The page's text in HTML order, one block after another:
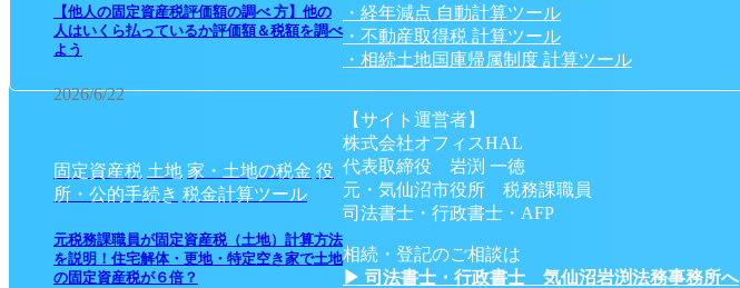
【他人の固定資産税評価額の調べ 方】他の
人はいくら払っているか評価額＆税額を調べ
よう
2026/6/22
固定資産税 土地 家・土地の税金 役
所・公的手続き 税金計算ツール
元税務課職員が固定資産税（土地）計算方法
を説明！住宅解体・更地・特定空き家で土地
の固定資産税が６倍？
・経年減点 自動計算ツール
・不動産取得税 計算ツール
・相続土地国庫帰属制度 計算ツール
【サイト運営者】
株式会社オフィスHAL
代表取締役 岩渕 一徳
元・気仙沼市役所 税務課職員
司法書士・行政書士・AFP
相続・登記のご相談は
▶ 司法書士・行政書士 気仙沼岩渕法務事務所へ